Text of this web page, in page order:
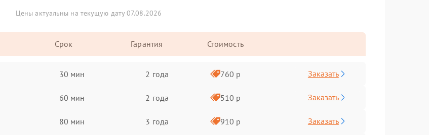
Цены актуальны на текущую дату 07.08.2026
Срок Гарантия Стоимость
30 мин 2 года 760 р Заказать
60 мин 2 года 510 р Заказать
80 мин 3 года 910 р Заказать